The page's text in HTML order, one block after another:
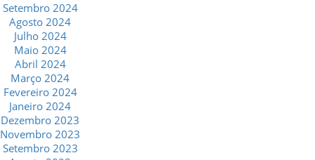
Setembro 2024
Agosto 2024
Julho 2024
Maio 2024
Abril 2024
Março 2024
Fevereiro 2024
Janeiro 2024
Dezembro 2023
Novembro 2023
Setembro 2023